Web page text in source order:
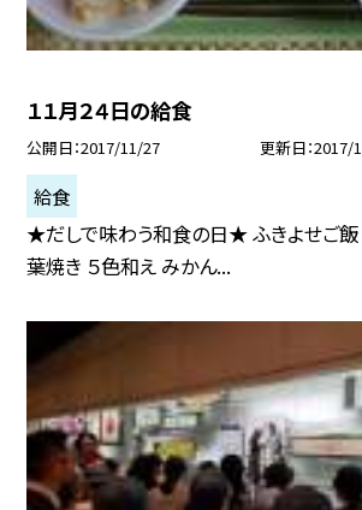
１１月２４日の給食
公開日 2017/11/27 更新日 2017/
給食
★だしで味わう和食の日★ ふきよせご飯
葉焼き ５色和え みかん...